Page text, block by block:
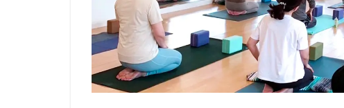
ティ
ス・
エア
ヨガ
の総
合ス